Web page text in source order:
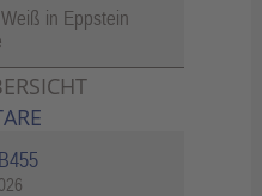
in Eppstein